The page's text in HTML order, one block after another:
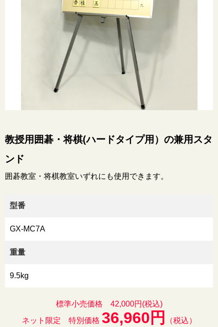
教授用囲碁・将棋(ハードタイプ用）の兼用スタ
ンド
囲碁教室・将棋教室いずれにも使用できます。
型番
GX-MC7A
重量
9.5kg
標準小売価格 42,000円(税込)
ネット限定 特別価格 36,960円 （税込）